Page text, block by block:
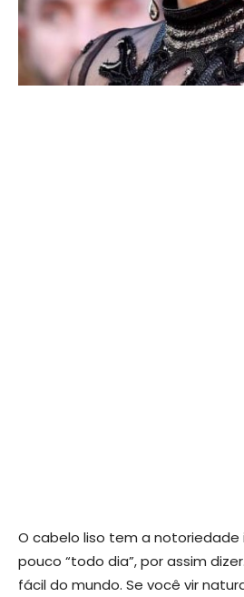
O cabelo liso tem a notoriedade
pouco “todo dia”, por assim
fácil do mundo. Se você vir